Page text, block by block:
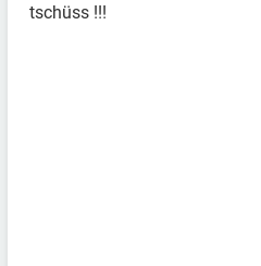
tschüss !!!